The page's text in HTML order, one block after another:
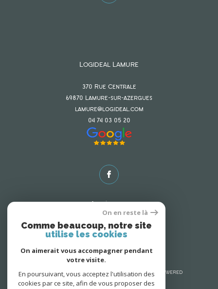
Logideal Lamure
370 Rue Centrale
69870 lamure-sur-azergues
lamure@logideal.com
04 74 03 05 20
© 2026 | Tous droits réservés | Traduction powered
by Google |
On en reste là
Comme beaucoup, notre site
utilise les cookies
On aimerait vous accompagner pendant
votre visite.
En poursuivant, vous acceptez l'utilisation des
cookies par ce site, afin de vous proposer des